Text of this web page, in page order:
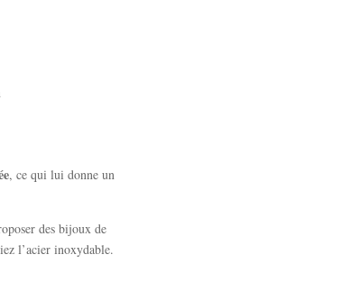
, ce qui lui donne un
des bijoux de
l’acier inoxydable.